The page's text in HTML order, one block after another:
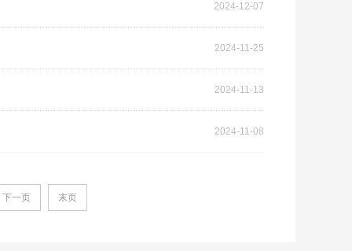
2024-12-07
2024-11-25
2024-11-13
2024-11-08
下一页 末页